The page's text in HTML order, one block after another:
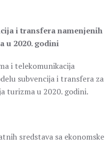
i transfera namenjenih
u 2020. godini
i telekomunikacija
subvencija i transfera za
turizma u 2020. godini.
sredstava sa ekonomske